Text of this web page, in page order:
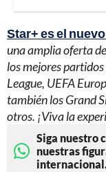
Star+ es el
una amplia oferta
los mejores
League, UEFA
también los Grand
otros. ¡Viva la
Siga nuestro
nuestras